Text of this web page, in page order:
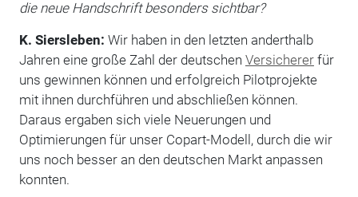
die neue Handschrift besonders sichtbar?
K. Siersleben: Wir haben in den letzten anderthalb
Jahren eine große Zahl der deutschen Versichererfür
uns gewinnen können und erfolgreich Pilotprojekte
mit ihnen durchführen und abschließen können.
Daraus ergaben sich viele Neuerungen und
Optimierungen für unser Copart-Modell, durch die wir
uns noch besser an den deutschen Markt anpassen
konnten.